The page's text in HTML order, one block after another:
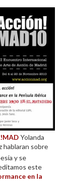
Yolanda
hablaran sobre
y se
este
en la